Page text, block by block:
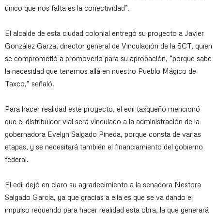
único que nos falta es la conectividad”.
El alcalde de esta ciudad colonial entregó su proyecto a Javier
González Garza, director general de Vinculación de la SCT, quien
se comprometió a promoverlo para su aprobación, “porque sabe
la necesidad que tenemos allá en nuestro Pueblo Mágico de
Taxco,” señaló.
Para hacer realidad este proyecto, el edil taxqueño mencionó
que el distribuidor vial será vinculado a la administración de la
gobernadora Evelyn Salgado Pineda, porque consta de varias
etapas, y se necesitará también el financiamiento del gobierno
federal.
El edil dejó en claro su agradecimiento a la senadora Nestora
Salgado García, ya que gracias a ella es que se va dando el
impulso requerido para hacer realidad esta obra, la que generará